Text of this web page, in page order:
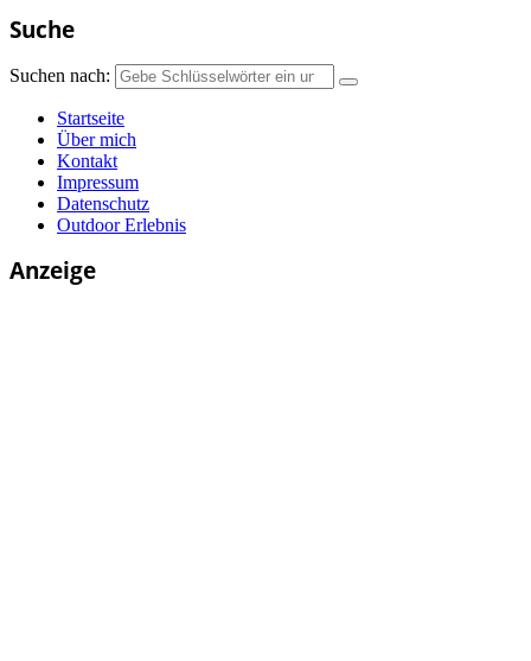
Suche
Suchen nach:
Startseite
Über mich
Kontakt
Impressum
Datenschutz
Outdoor Erlebnis
Anzeige